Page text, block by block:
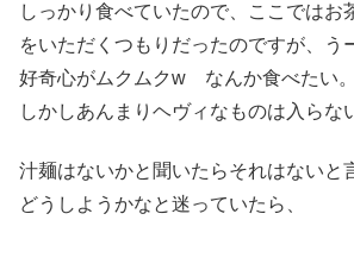
しっかり食べていたので、ここではお
をいただくつもりだったのですが、う
好奇心がムクムクw なんか食べたい。
しかしあんまりヘヴィなものは入らな
汁麺はないかと聞いたらそれはないと
どうしようかなと迷っていたら、